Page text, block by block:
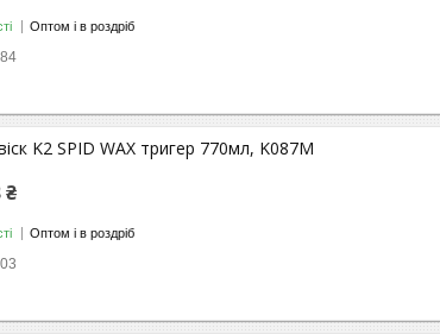
Оптом і в роздріб
K2 SPID WAX тригер 770мл, K087M
₴
Оптом і в роздріб